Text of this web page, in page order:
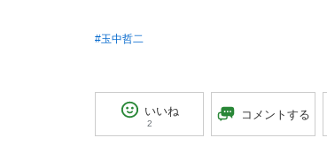
#玉中哲二
いいね
2
コメントする